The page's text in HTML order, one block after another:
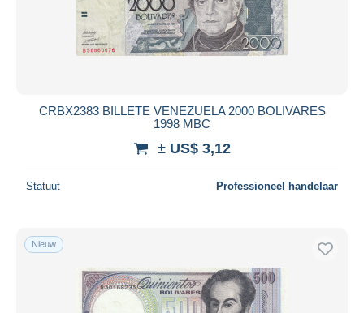
CRBX2383 BILLETE VENEZUELA 2000 BOLIVARES
1998 MBC
± US$ 3,12
Statuut Professioneel handelaar
Nieuw